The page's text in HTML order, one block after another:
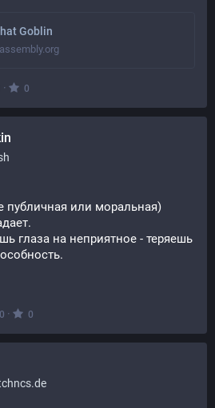
Goblin
· 0
публичная или моральная)
глаза на неприятное - теряешь
0 · 0